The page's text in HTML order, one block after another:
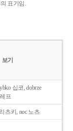
표기임.
보기
십코, dobrze
프
츠키, noc 노츠